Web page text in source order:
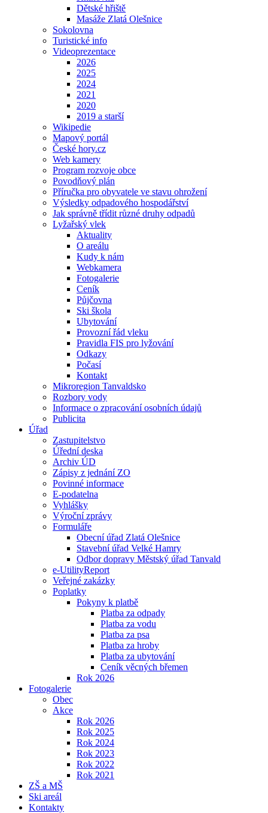
Dětské hřiště
Masáže Zlatá Olešnice
Sokolovna
Turistické info
Videoprezentace
2026
2025
2024
2021
2020
2019 a starší
Wikipedie
Mapový portál
České hory.cz
Web kamery
Program rozvoje obce
Povodňový plán
Příručka pro obyvatele ve stavu ohrožení
Výsledky odpadového hospodářství
Jak správně třídit různé druhy odpadů
Lyžařský vlek
Aktuality
O areálu
Kudy k nám
Webkamera
Fotogalerie
Ceník
Půjčovna
Ski škola
Ubytování
Provozní řád vleku
Pravidla FIS pro lyžování
Odkazy
Počasí
Kontakt
Mikroregion Tanvaldsko
Rozbory vody
Informace o zpracování osobních údajů
Publicita
Úřad
Zastupitelstvo
Úřední deska
Archiv ÚD
Zápisy z jednání ZO
Povinné informace
E-podatelna
Vyhlášky
Výroční zprávy
Formuláře
Obecní úřad Zlatá Olešnice
Stavební úřad Velké Hamry
Odbor dopravy Městský úřad Tanvald
e-UtilityReport
Veřejné zakázky
Poplatky
Pokyny k platbě
Platba za odpady
Platba za vodu
Platba za psa
Platba za hroby
Platba za ubytování
Ceník věcných břemen
Rok 2026
Fotogalerie
Obec
Akce
Rok 2026
Rok 2025
Rok 2024
Rok 2023
Rok 2022
Rok 2021
ZŠ a MŠ
Ski areál
Kontakty